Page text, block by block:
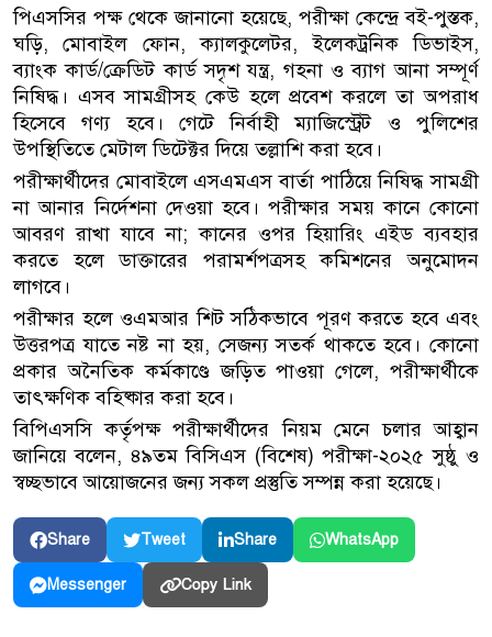
পিএসসির পক্ষ থেকে জানানো হয়েছে, পরীক্ষা কেন্দ্রে বই-পুস্তক,
ঘড়ি, মোবাইল ফোন, ক্যালকুলেটর, ইলেকট্রনিক ডিভাইস,
ব্যাংক কার্ড/ক্রেডিট কার্ড সদৃশ যন্ত্র, গহনা ও ব্যাগ আনা সম্পূর্ণ
নিষিদ্ধ। এসব সামগ্রীসহ কেউ হলে প্রবেশ করলে তা অপরাধ
হিসেবে গণ্য হবে। গেটে নির্বাহী ম্যাজিস্ট্রেট ও পুলিশের
উপস্থিতিতে মেটাল ডিটেক্টর দিয়ে তল্লাশি করা হবে।
পরীক্ষার্থীদের মোবাইলে এসএমএস বার্তা পাঠিয়ে নিষিদ্ধ সামগ্রী
না আনার নির্দেশনা দেওয়া হবে। পরীক্ষার সময় কানে কোনো
আবরণ রাখা যাবে না; কানের ওপর হিয়ারিং এইড ব্যবহার
করতে হলে ডাক্তারের পরামর্শপত্রসহ কমিশনের অনুমোদন
লাগবে।
পরীক্ষার হলে ওএমআর শিট সঠিকভাবে পূরণ করতে হবে এবং
উত্তরপত্র যাতে নষ্ট না হয়, সেজন্য সতর্ক থাকতে হবে। কোনো
প্রকার অনৈতিক কর্মকাণ্ডে জড়িত পাওয়া গেলে, পরীক্ষার্থীকে
তাৎক্ষণিক বহিষ্কার করা হবে।
বিপিএসসি কর্তৃপক্ষ পরীক্ষার্থীদের নিয়ম মেনে চলার আহ্বান
জানিয়ে বলেন, ৪৯তম বিসিএস (বিশেষ) পরীক্ষা-২০২৫ সুষ্ঠু ও
স্বচ্ছভাবে আয়োজনের জন্য সকল প্রস্তুতি সম্পন্ন করা হয়েছে।
Share Tweet Share WhatsApp
Messenger Copy Link